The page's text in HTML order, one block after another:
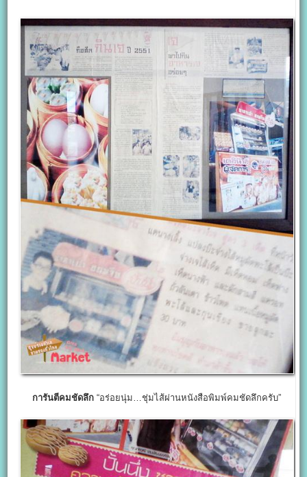
การันตีคมชัดลึก“อร่อยนุ่ม…ชุ่มไส้ผ่านหนังสือพิมพ์คมชัดลึกครับ”